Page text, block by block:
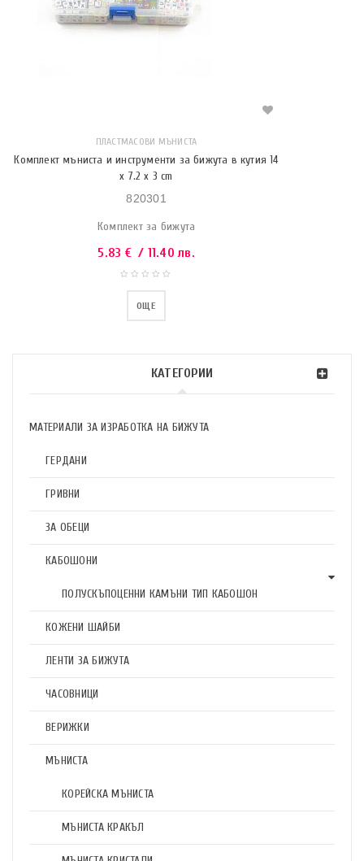
КАТЕГОРИИ
МАТЕРИАЛИ ЗА ИЗРАБОТКА НА БИЖУТА
ГЕРДАНИ
ГРИВНИ
ЗА ОБЕЦИ
КАБОШОНИ
ПОЛУСКЪПОЦЕННИ КАМЪНИ ТИП КАБОШОН
КОЖЕНИ ШАЙБИ
ЛЕНТИ ЗА БИЖУТА
ЧАСОВНИЦИ
ВЕРИЖКИ
МЪНИСТА
КОРЕЙСКА МЪНИСТА
МЪНИСТА КРАКЪЛ
ПЛАСТМАСОВИ МЪНИСТА
Комплект мъниста и инструменти за бижута в кутия 14
x 7.2 x 3 cm
820301
Комплект за бижута
5.83 € / 11.40 лв.
ОЩЕ